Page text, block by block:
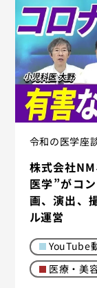
令和の医学座
株式会社
医学”がコ
画、演出、
ル運営
YouTube
医療・美